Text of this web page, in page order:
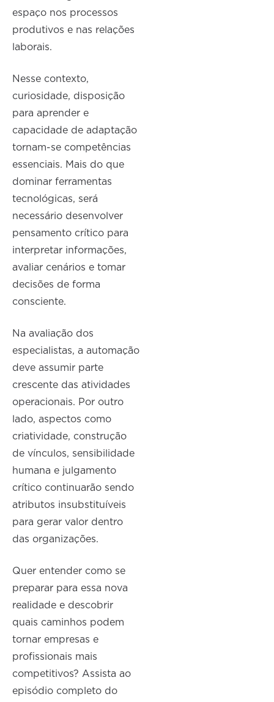
espaço nos processos
produtivos e nas relações
laborais.
Nesse contexto,
curiosidade, disposição
para aprender e
capacidade de adaptação
tornam-se competências
essenciais. Mais do que
dominar ferramentas
tecnológicas, será
necessário desenvolver
pensamento crítico para
interpretar informações,
avaliar cenários e tomar
decisões de forma
consciente.
Na avaliação dos
especialistas, a automação
deve assumir parte
crescente das atividades
operacionais. Por outro
lado, aspectos como
criatividade, construção
de vínculos, sensibilidade
humana e julgamento
crítico continuarão sendo
atributos insubstituíveis
para gerar valor dentro
das organizações.
Quer entender como se
preparar para essa nova
realidade e descobrir
quais caminhos podem
tornar empresas e
profissionais mais
competitivos? Assista ao
episódio completo do